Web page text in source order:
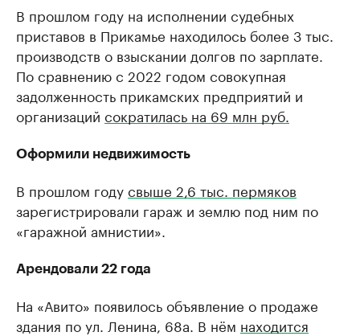
В прошлом году на исполнении судебных
приставов в Прикамье находилось более 3 тыс.
производств о взыскании долгов по зарплате.
По сравнению с 2022 годом совокупная
задолженность прикамских предприятий и
организаций сократилась на 69 млн руб.
Оформили недвижимость
В прошлом годусвыше 2,6 тыс. пермяков
зарегистрировали гараж и землю под ним по
«гаражной амнистии».
Арендовали 22 года
На «Авито» появилось объявление о продаже
здания по ул. Ленина, 68а. В нём находится